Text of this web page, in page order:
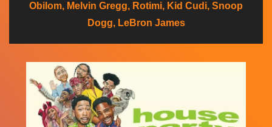
Obilom, Melvin Gregg, Rotimi, Kid Cudi, Snoop
Dogg, LeBron James